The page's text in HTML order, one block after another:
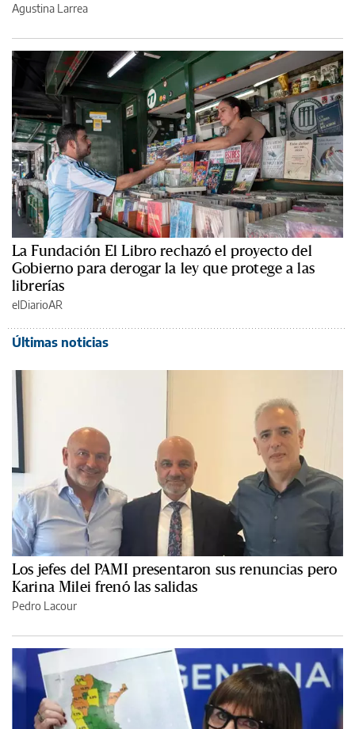
Agustina Larrea
La Fundación El Libro rechazó el proyecto del
Gobierno para derogar la ley que protege a las
librerías
elDiarioAR
Últimas noticias
Los jefes del PAMI presentaron sus renuncias pero
Karina Milei frenó las salidas
Pedro Lacour